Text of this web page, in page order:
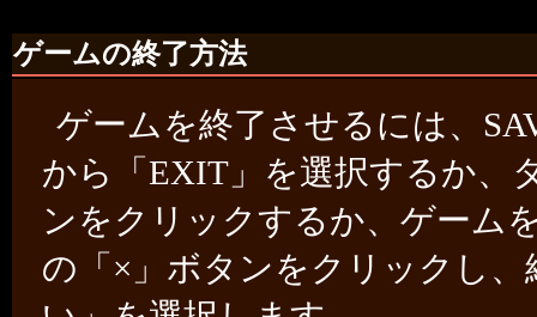
ゲームの終了方法
ゲームを終了させるには、
から「EXIT」を選択するか、
ンをクリックするか、ゲーム
の「×」ボタンをクリックし